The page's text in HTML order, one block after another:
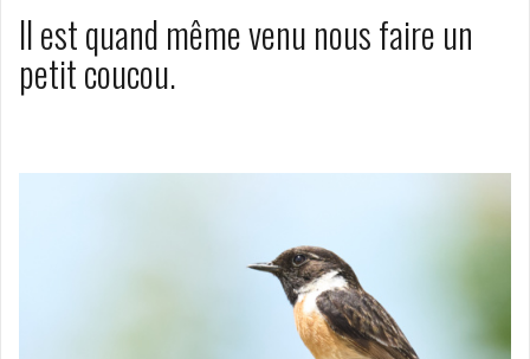
Il est quand même venu nous faire un
petit coucou.